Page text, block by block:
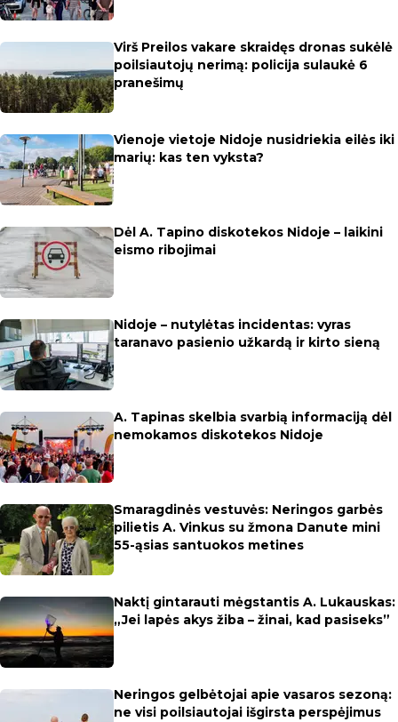
Virš Preilos vakare skraidęs dronas sukėlė
poilsiautojų nerimą: policija sulaukė 6
pranešimų
Vienoje vietoje Nidoje nusidriekia eilės iki
marių: kas ten vyksta?
Dėl A. Tapino diskotekos Nidoje – laikini
eismo ribojimai
Nidoje – nutylėtas incidentas: vyras
taranavo pasienio užkardą ir kirto sieną
A. Tapinas skelbia svarbią informaciją dėl
nemokamos diskotekos Nidoje
Smaragdinės vestuvės: Neringos garbės
pilietis A. Vinkus su žmona Danute mini
55-ąsias santuokos metines
Naktį gintarauti mėgstantis A. Lukauskas:
„Jei lapės akys žiba – žinai, kad pasiseks”
Neringos gelbėtojai apie vasaros sezoną:
ne visi poilsiautojai išgirsta perspėjimus